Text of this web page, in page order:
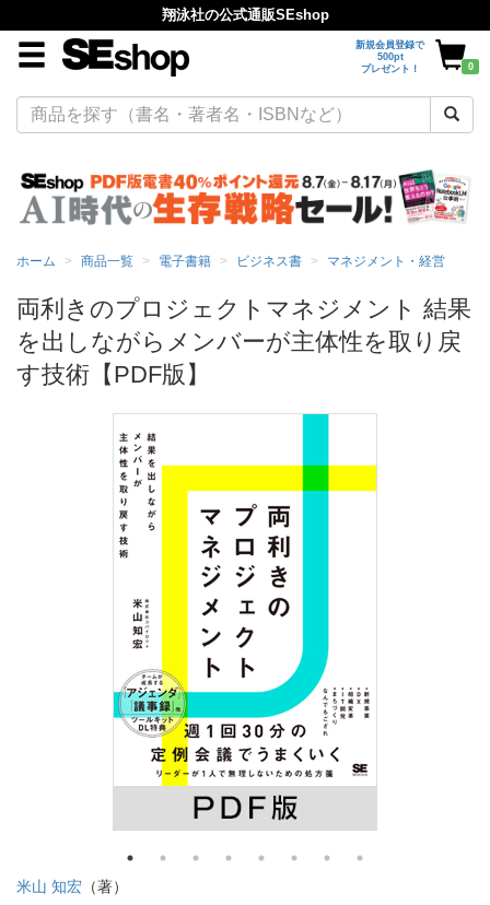
翔泳社の公式通販SEshop
新規会員登録で
500pt
プレゼント！
0
ホーム 商品一覧 電子書籍 ビジネス書 マネジメント・経営
両利きのプロジェクトマネジメント 結果
を出しながらメンバーが主体性を取り戻
す技術【PDF版】
米山 知宏 （著）